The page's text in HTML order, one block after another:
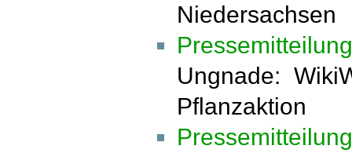
Niedersachsen
Ungnade:
Pflanzaktion